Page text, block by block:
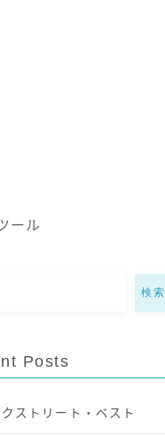
ール
検索
Posts
ストリート・ベスト